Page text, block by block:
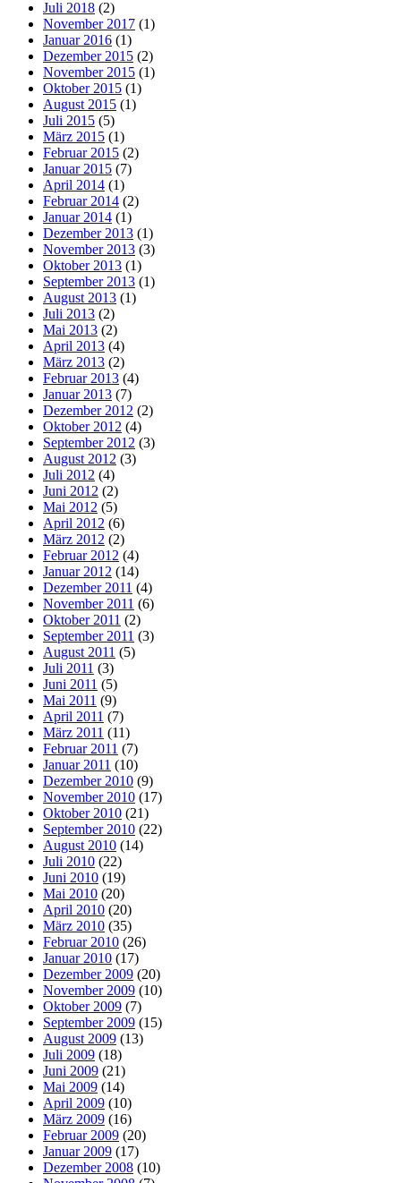
Juli 2018 (2)
November 2017 (1)
Januar 2016 (1)
Dezember 2015 (2)
November 2015 (1)
Oktober 2015 (1)
August 2015 (1)
Juli 2015 (5)
März 2015 (1)
Februar 2015 (2)
Januar 2015 (7)
April 2014 (1)
Februar 2014 (2)
Januar 2014 (1)
Dezember 2013 (1)
November 2013 (3)
Oktober 2013 (1)
September 2013 (1)
August 2013 (1)
Juli 2013 (2)
Mai 2013 (2)
April 2013 (4)
März 2013 (2)
Februar 2013 (4)
Januar 2013 (7)
Dezember 2012 (2)
Oktober 2012 (4)
September 2012 (3)
August 2012 (3)
Juli 2012 (4)
Juni 2012 (2)
Mai 2012 (5)
April 2012 (6)
März 2012 (2)
Februar 2012 (4)
Januar 2012 (14)
Dezember 2011 (4)
November 2011 (6)
Oktober 2011 (2)
September 2011 (3)
August 2011 (5)
Juli 2011 (3)
Juni 2011 (5)
Mai 2011 (9)
April 2011 (7)
März 2011 (11)
Februar 2011 (7)
Januar 2011 (10)
Dezember 2010 (9)
November 2010 (17)
Oktober 2010 (21)
September 2010 (22)
August 2010 (14)
Juli 2010 (22)
Juni 2010 (19)
Mai 2010 (20)
April 2010 (20)
März 2010 (35)
Februar 2010 (26)
Januar 2010 (17)
Dezember 2009 (20)
November 2009 (10)
Oktober 2009 (7)
September 2009 (15)
August 2009 (13)
Juli 2009 (18)
Juni 2009 (21)
Mai 2009 (14)
April 2009 (10)
März 2009 (16)
Februar 2009 (20)
Januar 2009 (17)
Dezember 2008 (10)